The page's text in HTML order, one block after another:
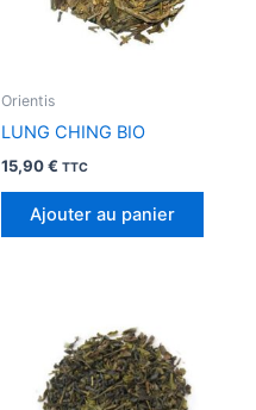
Orientis
LUNG CHING BIO
15,90€ TTC
Ajouter au panier